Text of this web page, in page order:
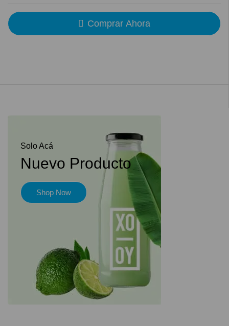
Comprar Ahora
Solo Acá
Nuevo Producto
Shop Now